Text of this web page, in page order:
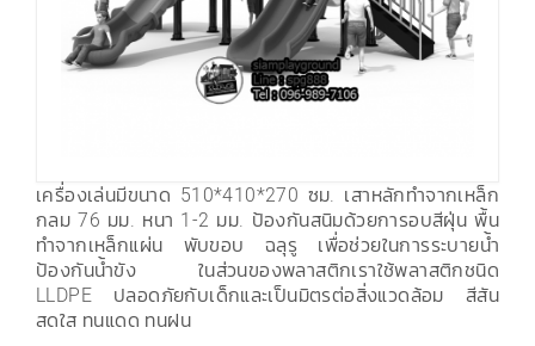
เครื่องเล่นมีขนาด 510*410*270 ซม. เสาหลักทำจากเหล็ก
กลม 76 มม. หนา 1-2 มม. ป้องกันสนิมด้วยการอบสีฝุ่น พื้น
ทำจากเหล็กแผ่น พับขอบ ฉลุรู เพื่อช่วยในการระบายน้ำ
ป้องกันน้ำขัง ในส่วนของพลาสติกเราใช้พลาสติกชนิด
LLDPE ปลอดภัยกับเด็กและเป็นมิตรต่อสิ่งแวดล้อม สีสัน
สดใส ทนแดด ทนฝน